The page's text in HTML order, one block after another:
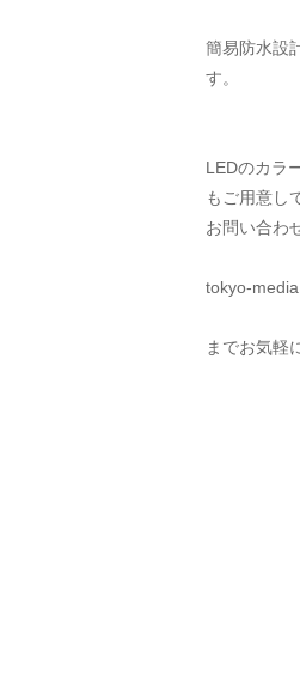
簡易防水設
す。
LEDのカラ
もご用意し
お問い合わ
tokyo-
までお気軽